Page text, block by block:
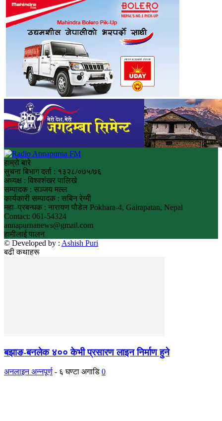
हाम्रो बारे
सुचना बिभाग दर्ता : १३२८/०७५/७६
अध्यक्ष : विश्वशंखर पालिखे
सम्पादक : सञ्जय मल्ल
कार्यकारी सम्पादक : सबिन रेग्मी
महा–प्रबन्धक : नारायण पौडेल Pokhara-4, Gairapatan, Nepal
Contact: 061-54324
annapurnanews@gmail.com
हामीलाई पालन
© Developed by : Ashish Puri
बढी कथाहरू
बझाङ-बनलेक ४०० केभी प्रसारण लाइन निर्माण हुने
अनलाइन अन्नपूर्ण - ६ घण्टा अगाडि 0